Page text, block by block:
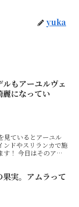
yuka
もアーユルヴェ
になってい
見ているとアーユル
ンドやスリランカで施
！ 今日はそのアー
実。アムラって